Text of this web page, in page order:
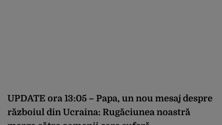
UPDATE ora 13:05 – Papa, un nou mesaj despre
războiul din Ucraina: Rugăciunea noastră